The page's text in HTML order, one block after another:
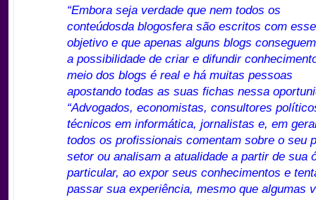
“Embora seja verdade que nem todos os
conteúdosda blogosfera são escritos com esse
objetivo e que apenas alguns blogs
a possibilidade de criar e difundir
meio dos blogs é real e há muitas pessoas
apostando todas as suas fichas nessa
“Advogados, economistas, consultores
técnicos em informática, jornalistas e, em
todos os profissionais comentam sobre o seu
setor ou analisam a atualidade a partir de sua
particular, ao expor seus conhecimentos e
passar sua experiência, mesmo que algumas